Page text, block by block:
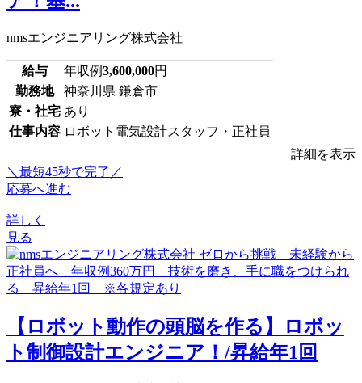
nmsエンジニアリング株式会社
給与 年収例3,600,000円
勤務地
神奈川県 鎌倉市
寮・社宅 あり
仕事内容 ロボット電気設計スタッフ・正社員
詳細を表示
＼最短45秒で完了／
応募へ進む
詳しく
見る
【ロボット動作の頭脳を作る】ロボッ
ト制御設計エンジニア！/昇給年1回